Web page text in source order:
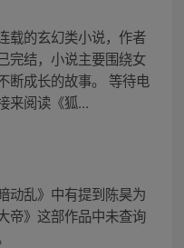
载的玄幻类小说，作者
完结，小说主要围绕女
断成长的故事。 等待电
来阅读《狐...
动乱》中有提到陈昊为
帝》这部作品中未查询